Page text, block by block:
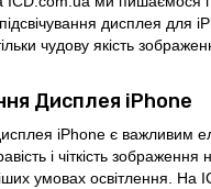
підсвічування дисплея для
чудову якість
Дисплея iPhone
iPhone є важливим
і чіткість зображення
умовах освітлення. На